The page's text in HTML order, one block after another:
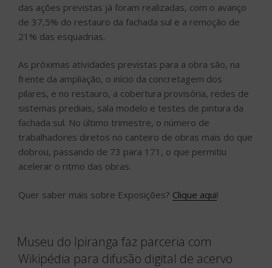
das ações previstas já foram realizadas, com o avanço
de 37,5% do restauro da fachada sul e a remoção de
21% das esquadrias.
As próximas atividades previstas para a obra são, na
frente da ampliação, o início da concretagem dos
pilares, e no restauro, a cobertura provisória, redes de
sistemas prediais, sala modelo e testes de pintura da
fachada sul. No último trimestre, o número de
trabalhadores diretos no canteiro de obras mais do que
dobrou, passando de 73 para 171, o que permitiu
acelerar o ritmo das obras.
Quer saber mais sobre Exposições? Clique aqui!
Museu do Ipiranga faz parceria com
Wikipédia para difusão digital de acervo